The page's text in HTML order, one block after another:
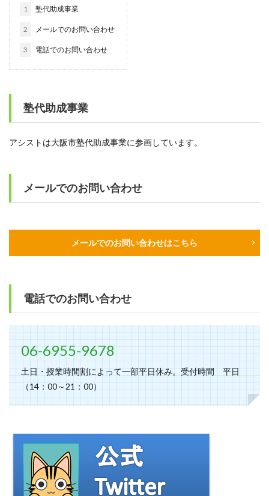
1 塾代助成事業
2 メールでのお問い合わせ
3 電話でのお問い合わせ
塾代助成事業
アシストは大阪市塾代助成事業に参画しています。
メールでのお問い合わせ
メールでのお問い合わせはこちら
電話でのお問い合わせ
06-6955-9678
土日・授業時間割によって一部平日休み。受付時間 平日
（14：00～21：00）